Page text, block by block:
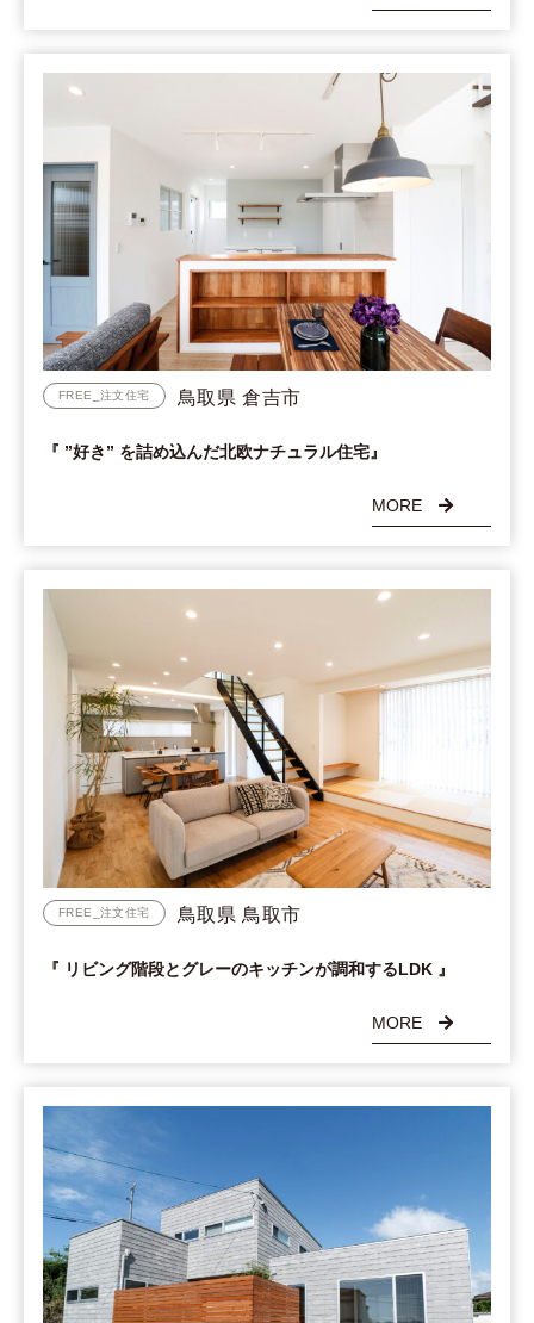
鳥取県 倉吉市
FREE_注文住宅
『 ”好き” を詰め込んだ北欧ナチュラル住宅』
MORE
鳥取県 鳥取市
FREE_注文住宅
『 リビング階段とグレーのキッチンが調和するLDK 』
MORE